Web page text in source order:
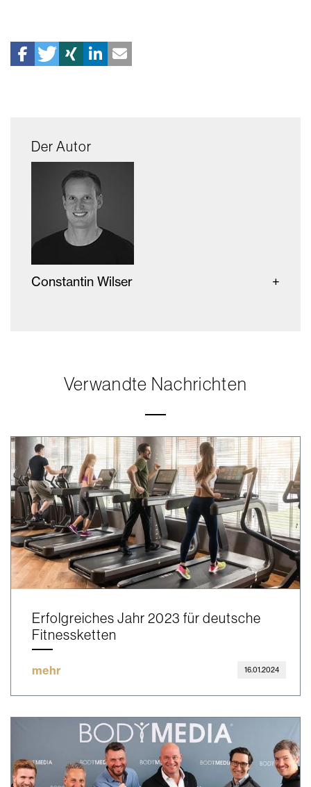
Der Autor
Constantin Wilser
Verwandte Nachrichten
Erfolgreiches Jahr 2023 für deutsche
Fitnessketten
mehr 16.01.2024